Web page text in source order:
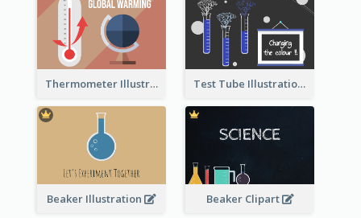
Thermometer Illustration Test Tube Illustration
Beaker Illustration Beaker Clipart